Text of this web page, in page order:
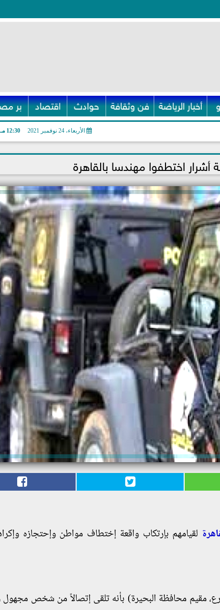
أخبار الرياضة فن وثقافة حوادث اقتصاد بر
الأربعاء، 24 نوفمبر 2021 12:30 مـ
اختطفوا مهندسا بالقاهرة
لقيامهم بإرتكاب واقعة إختطاف مواطن وإحتجازه
مقيم محافظة البحيرة) بأنه تلقى إتصالاً من شخص